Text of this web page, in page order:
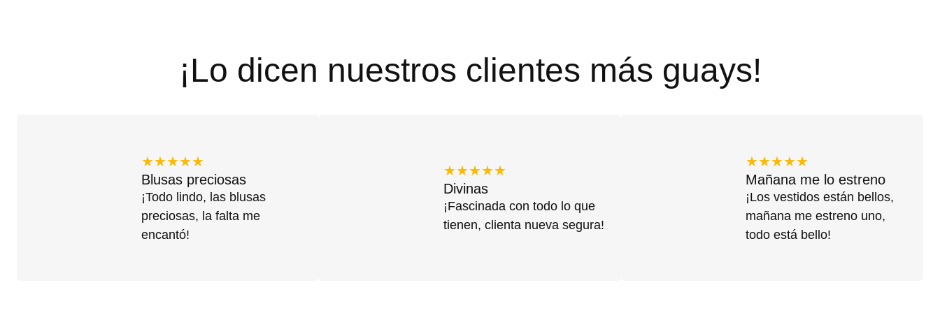
¡Lo dicen nuestros clientes más guays!
★★★★★
Blusas preciosas
¡Todo lindo, las blusas
preciosas, la falta me
encantó!
★★★★★
Divinas
¡Fascinada con todo lo que
tienen, clienta nueva segura!
★★★★★
Mañana me lo estreno
¡Los vestidos están bellos,
mañana me estreno uno,
todo está bello!